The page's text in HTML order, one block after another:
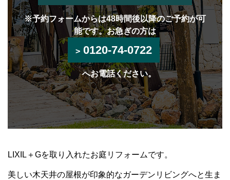
※予約フォームからは48時間後以降のご予約が可
能です。お急ぎの方は
0120-74-0722
へお電話ください。
LIXIL＋Gを取り入れたお庭リフォームです。
美しい木天井の屋根が印象的なガーデンリビングへと生ま